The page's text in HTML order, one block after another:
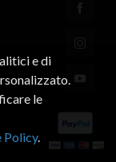
e di
le
Policy.